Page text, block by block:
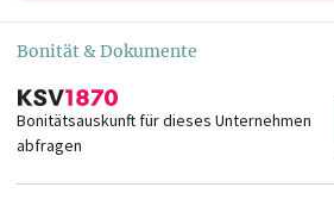
Bonität & Dokumente
Bonitätsauskunft für dieses Unternehmen
abfragen